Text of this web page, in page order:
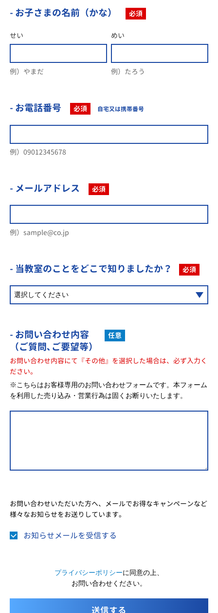
- お子さまの名前（かな） 必須
せい
例）やまだ
めい
例）たろう
- お電話番号 必須 自宅又は携帯番号
例）09012345678
- メールアドレス 必須
例）sample@co.jp
- 当教室のことをどこで知りましたか？ 必須
- お問い合わせ内容
（ご質問､ご要望等）
任意
お問い合わせ内容にて『その他』を選択した場合は、必ず入力く
ださい。
※こちらはお客様専用のお問い合わせフォームです。本フォーム
を利用した売り込み・営業行為は固くお断りいたします。
お問い合わせいただいた方へ、メールでお得なキャンペーンなど
様々なお知らせをお送りしています。
お知らせメールを受信する
プライバシーポリシーに同意の上、
お問い合わせください。